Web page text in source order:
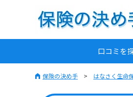
口コミを
保険の決め手 はなさく生命